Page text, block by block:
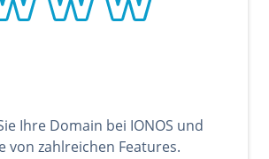
Ihre Domain bei IONOS und
von zahlreichen Features.